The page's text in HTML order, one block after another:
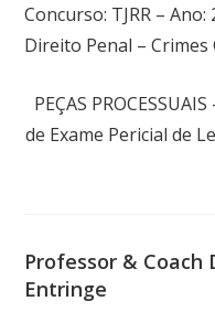
Concurso: TJRR – Ano:
Direito Penal – Crimes
PEÇAS
de Exame Pericial de
Professor & Coach
Entringe